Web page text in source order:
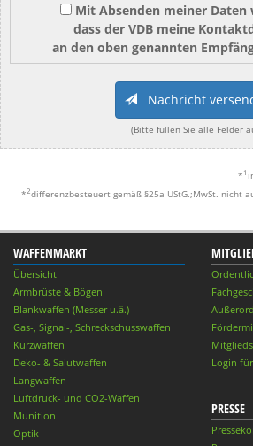
Mit Absenden meiner Daten
dass der VDB meine
an den oben genannten
Nachricht
(Bitte füllen Sie alle Felder
* 1
*2differenzbesteuert gemäß §25a UStG.;MwSt. nicht
WAFFENMARKT
Übersicht
Armbrüste & Bögen
Blankwaffen (Messer u.ä.)
Gas-, Signal-, Schreckschusswaffen
Kurzwaffen
Deko- & Salutwaffen
Langwaffen
Luftdruck- und CO2-Waffen
Munition
Optik
Login
PRESSE